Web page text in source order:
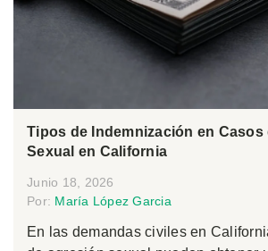
Tipos de Indemnización en Casos
Sexual en California
Junio 18, 2026
Por: María López Garcia
En las demandas civiles en